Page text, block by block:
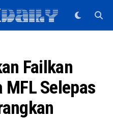
Failkan
MFL Selepas